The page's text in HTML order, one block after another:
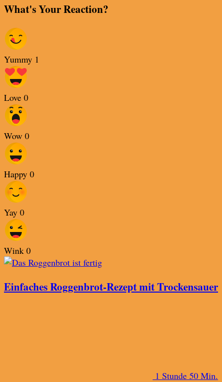
What's Your Reaction?
Yummy 1
Love 0
Wow 0
Happy 0
Yay 0
Wink 0
Einfaches Roggenbrot-Rezept mit Trockensauer
1 Stunde 50 Min.